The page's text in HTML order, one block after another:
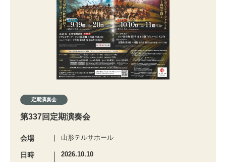
定期演奏会
第337回定期演奏会
会場 山形テルサホール
日時
2026.10.10